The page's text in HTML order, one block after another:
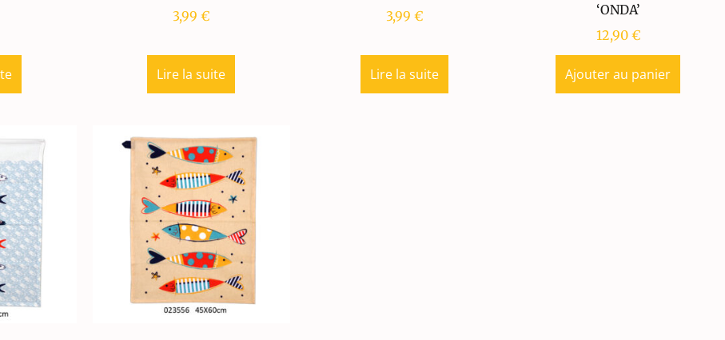
3,99€
Lire la suite
3,99€
Lire la suite
‘ONDA’
12,90 €
Ajouter au panier